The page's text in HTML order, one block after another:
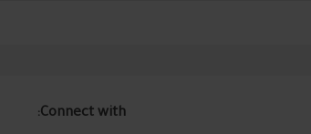
Connect with: